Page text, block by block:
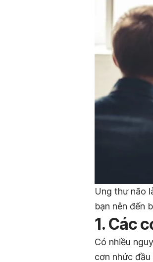
Ung thư não
bạn nên đến
1. Các
Có nhiều
cơn nhức